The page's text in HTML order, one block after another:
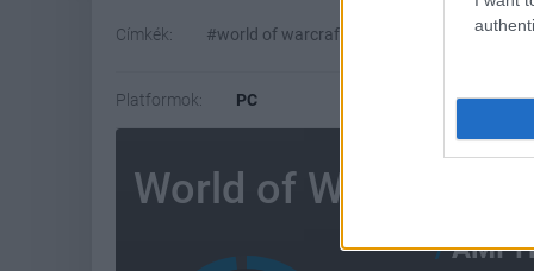
Címkék: #world of warcraft
Platformok: PC
World of Warcraft
AMI